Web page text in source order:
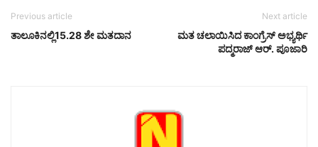
Previous article
ತಾಲೂಕಿನಲ್ಲಿ15.28 ಶೇ ಮತದಾನ
Next article
ಮತ ಚಲಾಯಿಸಿದ ಕಾಂಗ್ರೆಸ್ ಅಭ್ಯರ್ಥಿ
ಪದ್ಮರಾಜ್ ಆರ್. ಪೂಜಾರಿ